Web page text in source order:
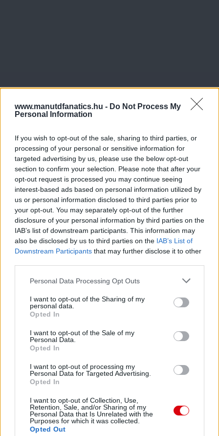
www.manutdfanatics.hu - Do Not Process My
Personal Information
If you wish to opt-out of the sale, sharing to third parties, or
processing of your personal or sensitive information for
targeted advertising by us, please use the below opt-out
section to confirm your selection. Please note that after your
opt-out request is processed you may continue seeing
interest-based ads based on personal information utilized by
us or personal information disclosed to third parties prior to
your opt-out. You may separately opt-out of the further
disclosure of your personal information by third parties on the
IAB’s list of downstream participants. This information may
also be disclosed by us to third parties on the IAB’s List of
Downstream Participants that may further disclose it to other
Please note that this website/app uses one or more Google
not limited to your visit or usage behaviour. You may click to
grant or deny consent to Google and its third-party tags to
use your data for below specified purposes in below Google
consent section.
Personal Data Processing Opt Outs
I want to opt-out of the Sharing of my
personal data.
Opted In
I want to opt-out of the Sale of my
Personal Data.
Opted In
I want to opt-out of processing my
Personal Data for Targeted Advertising.
Opted In
I want to opt-out of Collection, Use,
Retention, Sale, and/or Sharing of my
Personal Data that Is Unrelated with the
Purposes for which it was collected.
Opted Out